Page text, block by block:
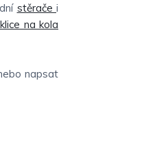
stěrače i
na kola
napsat